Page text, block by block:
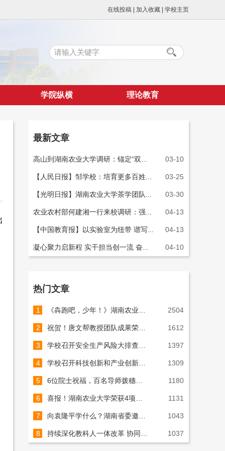
在线投稿 加入收藏 学校主页
学院纵横 理论教育
最新文章
03-10
高山到湖南农业大学调研：锚定“双...
03-25
【人民日报】邹学校：培育更多百姓...
03-30
【光明日报】湖南农业大学茶学团队...
04-13
农业农村部何建湘一行来校调研：强...
04-13
【中国教育报】以实验室为纽带 谱写...
04-10
凝心聚力启新程 实干担当创一流 奋...
热门文章
1 2504
2 1612
3 1397
4 1309
5 1180
6 1131
7 1043
8 1037